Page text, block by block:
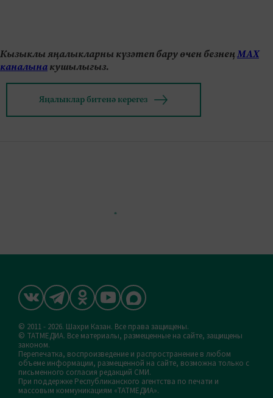
Кызыклы яңалыкларны күзәтеп бару өчен безнеңМАХ
каналынакушылыгыз.
Яңалыклар битенә керегез
© 2011 - 2026. Шахри Казан. Все права защищены.
© ТАТМЕДИА. Все материалы, размещенные на сайте, защищены
законом.
Перепечатка, воспроизведение и распространение в любом
объеме информации, размещенной на сайте, возможна только с
письменного согласия редакций СМИ.
При поддержке Республиканского агентства по печати и
массовым коммуникациям «ТАТМЕДИА».